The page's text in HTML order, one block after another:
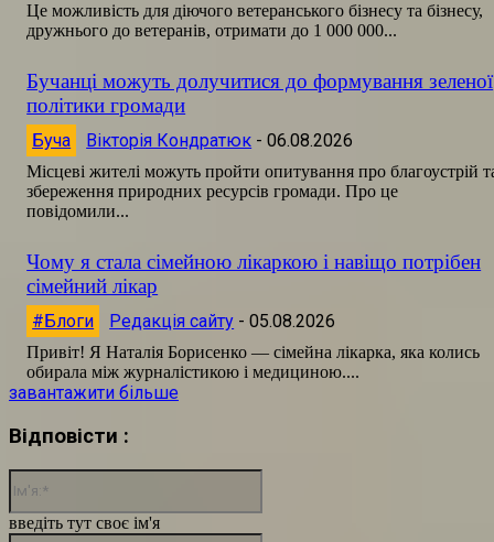
Це можливість для діючого ветеранського бізнесу та бізнесу,
дружнього до ветеранів, отримати до 1 000 000...
Бучанці можуть долучитися до формування зеленої
політики громади
Буча Вікторія Кондратюк - 06.08.2026
Місцеві жителі можуть пройти опитування про благоустрій
збереження природних ресурсів громади. Про це
повідомили...
Чому я стала сімейною лікаркою і навіщо потрібен
сімейний лікар
#Блоги Редакція сайту - 05.08.2026
Привіт! Я Наталія Борисенко — сімейна лікарка, яка колись
обирала між журналістикою і медициною....
завантажити більше
Відповісти :
введіть тут своє ім'я